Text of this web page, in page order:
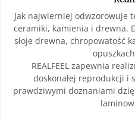
Jak najwierniej odwzorowuje
ceramiki, kamienia i drewna.
słoje drewna, chropowatość
REALFEEL zapewnia
doskonałej reprodukcji i
prawdziwymi doznaniami